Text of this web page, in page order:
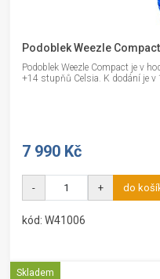
Podoblek Weezle
Podoblek Weezle Compact je v
+14 stupňů Celsia. K dodání je v
7 990 Kč
- + do
kód: W41006
Skladem